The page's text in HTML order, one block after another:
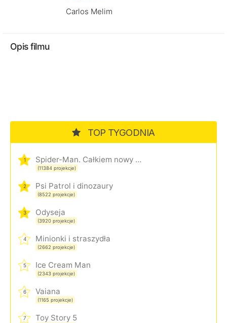
Carlos Melim
Opis filmu
TOP TYGODNIA
1 Spider-Man. Całkiem nowy dzień
(11384 projekcje)
2 Psi Patrol i dinozaury
(8522 projekcje)
3 Odyseja
(3920 projekcje)
4 Minionki i straszydła
(2662 projekcje)
5 Ice Cream Man
(2343 projekcje)
6 Vaiana
(1165 projekcje)
7 Toy Story 5